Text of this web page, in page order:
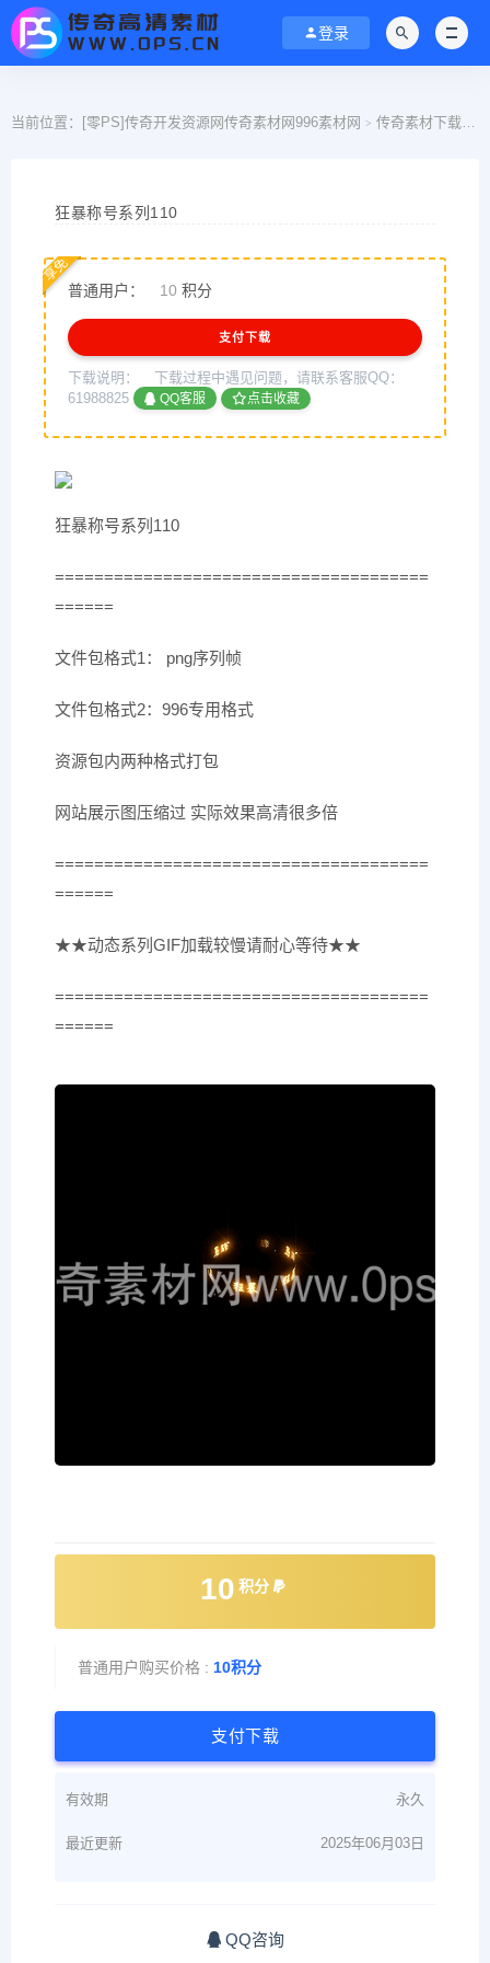
登录
当前位置： [零PS]传奇开发资源网传奇素材网996素材网 > 传奇素材下载
狂暴称号系列110
普通用户： 10 积分
享免
支付下载
下载说明：
下载过程中遇见问题，请联系客服QQ：
61988825
QQ客服 点击收藏
狂暴称号系列110
======================================
======
文件包格式1： png序列帧
文件包格式2：996专用格式
资源包内两种格式打包
网站展示图压缩过 实际效果高清很多倍
======================================
======
★★动态系列GIF加载较慢请耐心等待★★
======================================
======
10 积分
普通用户购买价格 : 10积分
支付下载
有效期 永久
最近更新 2025年06月03日
QQ咨询